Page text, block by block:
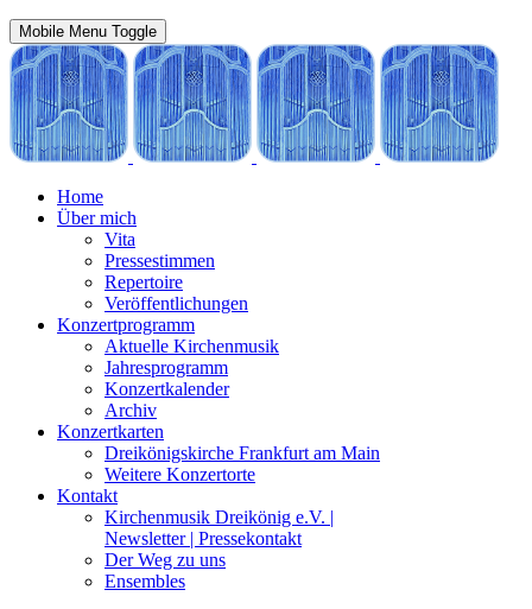
Mobile Menu Toggle
Home
Über mich
Vita
Pressestimmen
Repertoire
Veröffentlichungen
Konzertprogramm
Aktuelle Kirchenmusik
Jahresprogramm
Konzertkalender
Archiv
Konzertkarten
Dreikönigskirche Frankfurt am Main
Weitere Konzertorte
Kontakt
Kirchenmusik Dreikönig e.V. |
Newsletter | Pressekontakt
Der Weg zu uns
Ensembles